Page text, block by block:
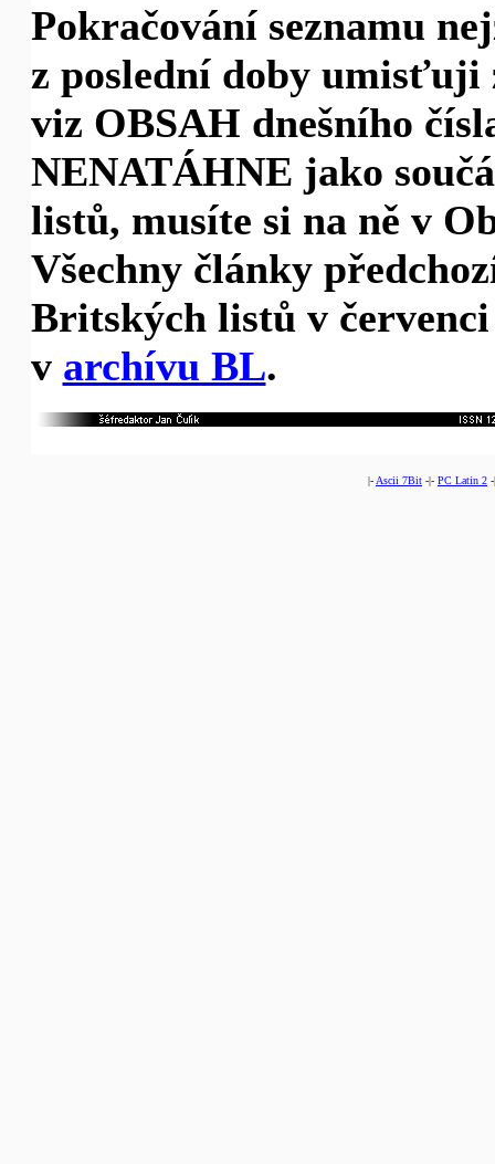
Pokračování seznamu
z poslední doby
viz OBSAH dnešního
NENATÁHNE jako
listů, musíte si na ně v
Všechny články
Britských listů v
v archívu BL.
|- Ascii 7Bit -|- PC Latin 2